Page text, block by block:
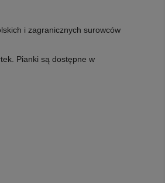
i zagranicznych surowców
Pianki są dostępne w